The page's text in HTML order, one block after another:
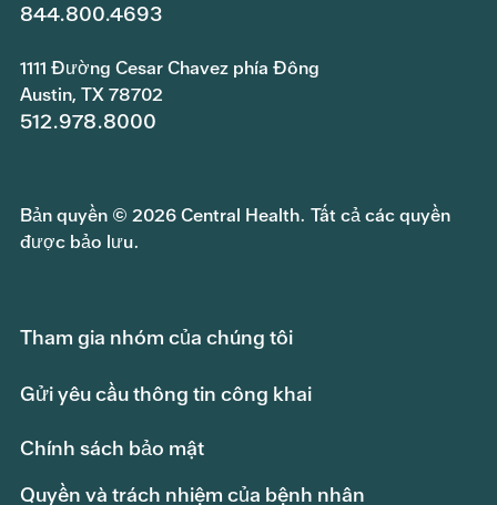
844.800.4693
1111 Đường Cesar Chavez phía Đông
Austin, TX 78702
512.978.8000
Bản quyền © 2026 Central Health. Tất cả các quyền
được bảo lưu.
Tham gia nhóm của chúng tôi
Gửi yêu cầu thông tin công khai
Chính sách bảo mật
Quyền và trách nhiệm của bệnh nhân